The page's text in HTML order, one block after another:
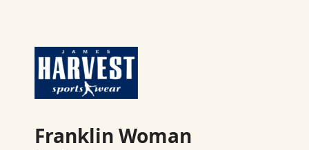
Franklin Woman